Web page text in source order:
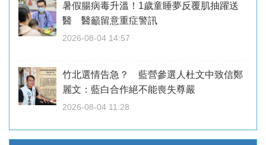
暑假腸病毒升溫！1歲童睡夢反覆肌抽躍送
醫 醫籲留意重症警訊
2026-08-04 14:57
竹北選情告急？ 藍營參選人杜文中致信鄭
麗文：藍白合作絕不能喪失尊嚴
2026-08-04 11:28